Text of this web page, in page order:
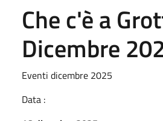
Che c'è a
Dicembre
Eventi dicembre 2025
Data :